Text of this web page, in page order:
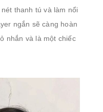
thanh tú và làm nổi
ngắn sẽ càng hoàn
nhắn và là một chiếc